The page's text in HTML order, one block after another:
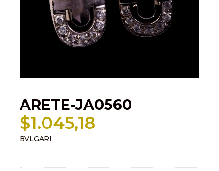
ARETE-JA0560
$1.045,18
BVLGARI